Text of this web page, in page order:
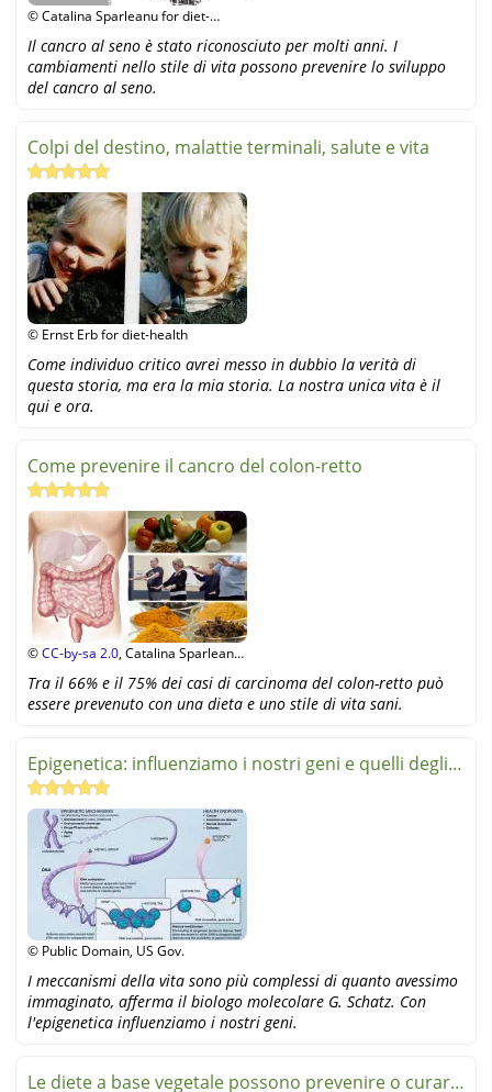
© Catalina Sparleanu for diet-
Il cancro al seno è stato riconosciuto per molti anni. I
cambiamenti nello stile di vita possono prevenire lo sviluppo
del cancro al seno.
Colpi del destino, malattie terminali, salute e vita
© Ernst Erb for diet-health
Come individuo critico avrei messo in dubbio la verità di
questa storia, ma era la mia storia. La nostra unica vita è il
qui e ora.
Come prevenire il cancro del colon-retto
©CC-by-sa 2.0, Catalina Sparleanu,
Schweiz
Tra il 66% e il 75% dei casi di carcinoma del colon-retto può
essere prevenuto con una dieta e uno stile di vita sani.
Epigenetica: influenziamo i nostri geni e quelli degli
altri
© Public Domain, US Gov.
I meccanismi della vita sono più complessi di quanto avessimo
immaginato, afferma il biologo molecolare G. Schatz. Con
l'epigenetica influenziamo i nostri geni.
Le diete a base vegetale possono prevenire o curare